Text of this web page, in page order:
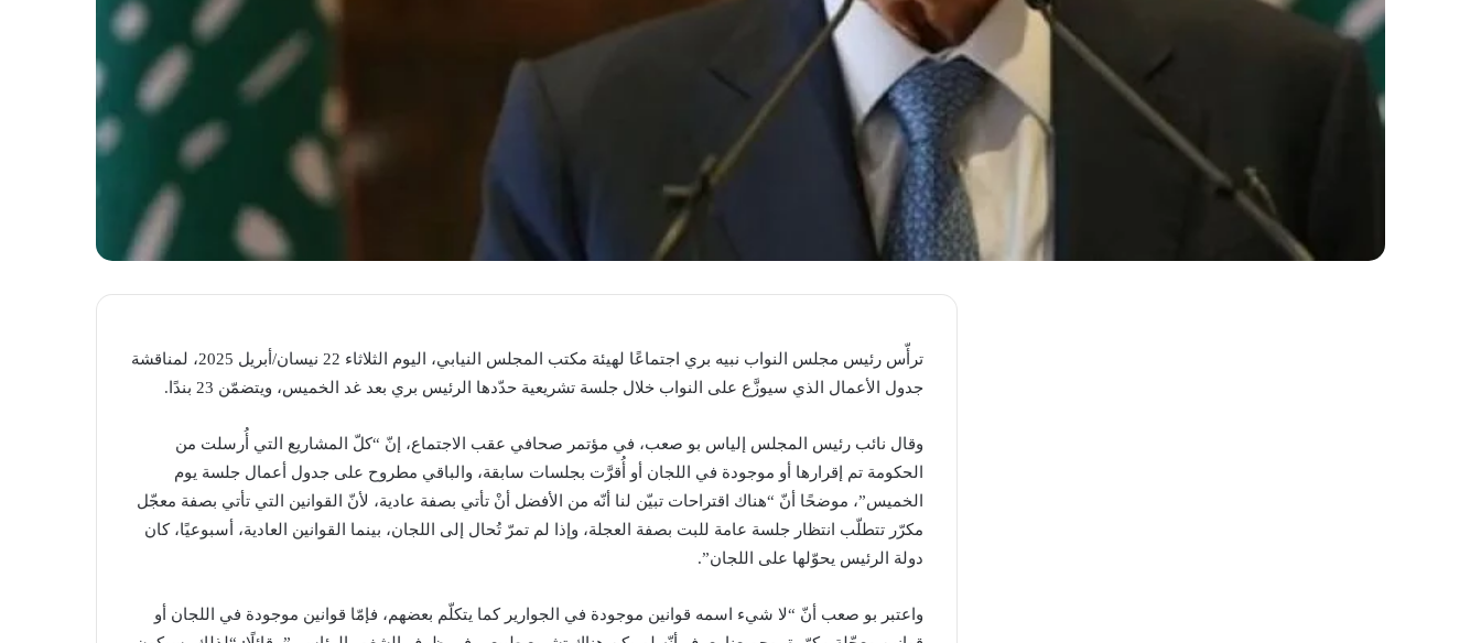
ترأّس رئيس مجلس النواب نبيه بري اجتماعًا لهيئة مكتب المجلس النيابي، اليوم الثلاثاء 22 نيسان/أبريل 2025، لمناقشة
جدول الأعمال الذي سيوزَّع على النواب خلال جلسة تشريعية حدّدها الرئيس بري بعد غد الخميس، ويتضمّن 23 بندًا.
وقال نائب رئيس المجلس إلياس بو صعب، في مؤتمر صحافي عقب الاجتماع، إنّ “كلّ المشاريع التي أُرسلت من
الحكومة تم إقرارها أو موجودة في اللجان أو أُقرَّت بجلسات سابقة، والباقي مطروح على جدول أعمال جلسة يوم
الخميس”، موضحًا أنّ “هناك اقتراحات تبيّن لنا أنّه من الأفضل أنْ تأتي بصفة عادية، لأنّ القوانين التي تأتي بصفة معجّل
مكرّر تتطلّب انتظار جلسة عامة للبت بصفة العجلة، وإذا لم تمرّ تُحال إلى اللجان، بينما القوانين العادية، أسبوعيًا، كان
دولة الرئيس يحوّلها على اللجان”.
واعتبر بو صعب أنّ “لا شيء اسمه قوانين موجودة في الجوارير كما يتكلّم بعضهم، فإمّا قوانين موجودة في اللجان أو